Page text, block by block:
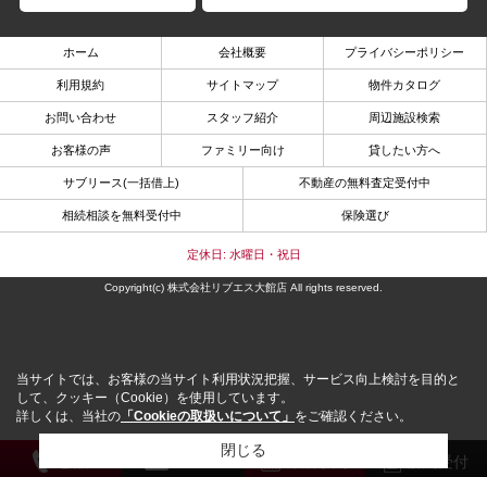
解約受付
ホーム 会社概要 プライバシーポリシー
利用規約 サイトマップ 物件カタログ
お問い合わせ スタッフ紹介 周辺施設検索
お客様の声 ファミリー向け 貸したい方へ
サブリース(一括借上) 不動産の無料査定受付中
相続相談を無料受付中 保険選び
定休日: 水曜日・祝日
Copyright(c) 株式会社リブエス大館店 All rights reserved.
当サイトでは、お客様の当サイト利用状況把握、サービス向上検討を目的と
して、クッキー（Cookie）を使用しています。
詳しくは、当社の 「Cookieの取扱いについて」 をご確認ください。
閉じる